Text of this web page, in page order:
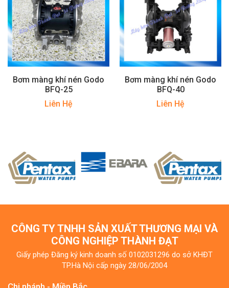
Bơm màng khí nén Godo
BFQ-25
Liên Hệ
Bơm màng khí nén Godo
BFQ-40
Liên Hệ
CÔNG TY TNHH SẢN XUẤT THƯƠNG MẠI VÀ
CÔNG NGHIỆP THÀNH ĐẠT
Giấy phép Đăng ký kinh doanh số 0102031296 do sở KHĐT
TP.Hà Nội cấp ngày 28/06/2004